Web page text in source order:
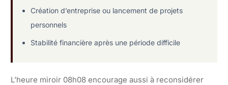
Création d’entreprise ou lancement de projets
personnels
Stabilité financière après une période difficile
L’heure miroir 08h08 encourage aussi à reconsidérer